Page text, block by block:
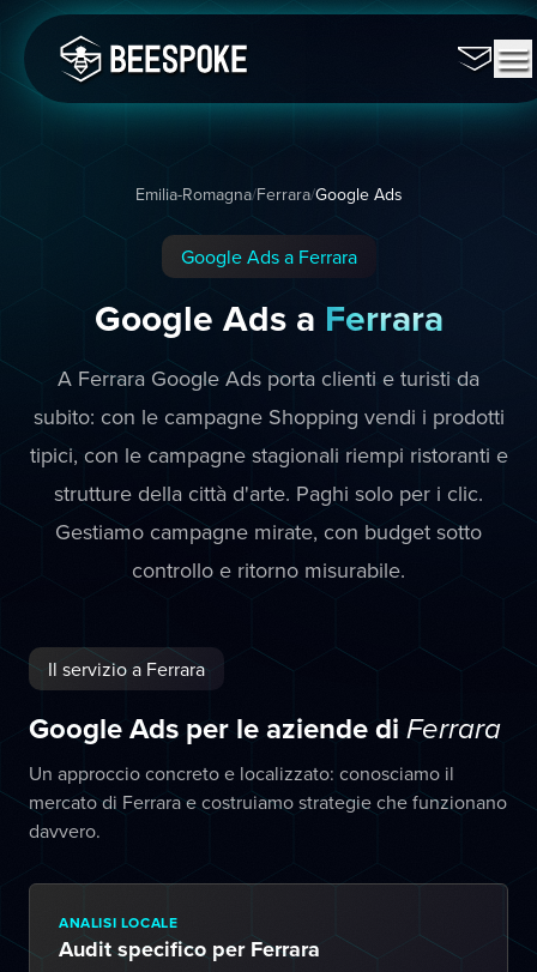
Emilia-Romagna/Ferrara/Google Ads
Google Ads a Ferrara
Google Ads a Ferrara
A Ferrara Google Ads porta clienti e turisti da
subito: con le campagne Shopping vendi i prodotti
tipici, con le campagne stagionali riempi ristoranti e
strutture della città d'arte. Paghi solo per i clic.
Gestiamo campagne mirate, con budget sotto
controllo e ritorno misurabile.
Il servizio a Ferrara
Google Ads per le aziende di Ferrara
Un approccio concreto e localizzato: conosciamo il
mercato di Ferrara e costruiamo strategie che funzionano
davvero.
ANALISI LOCALE
Audit specifico per Ferrara